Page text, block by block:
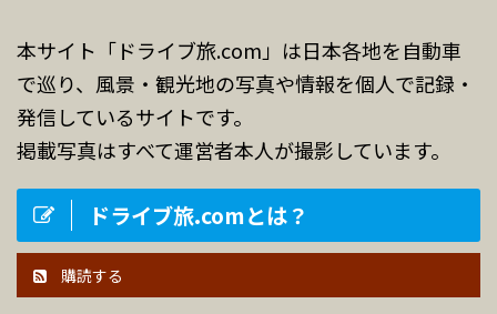
本サイト「ドライブ旅.com」は日本各地を自動車
で巡り、風景・観光地の写真や情報を個人で記録・
発信しているサイトです。
掲載写真はすべて運営者本人が撮影しています。
ドライブ旅.comとは？
購読する